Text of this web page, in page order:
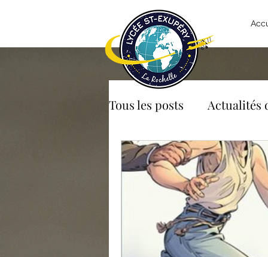
Tous les posts Actualités
Chinois CDI CPGE
Euro
Latin Maths